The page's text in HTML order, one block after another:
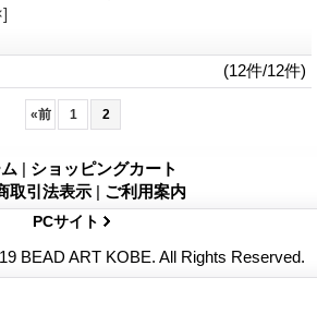
(12件/12件)
«前 1 2
| ショッピングカート
取引法表示 | ご利用案内
PCサイト
BEAD ART KOBE. All Rights Reserved.